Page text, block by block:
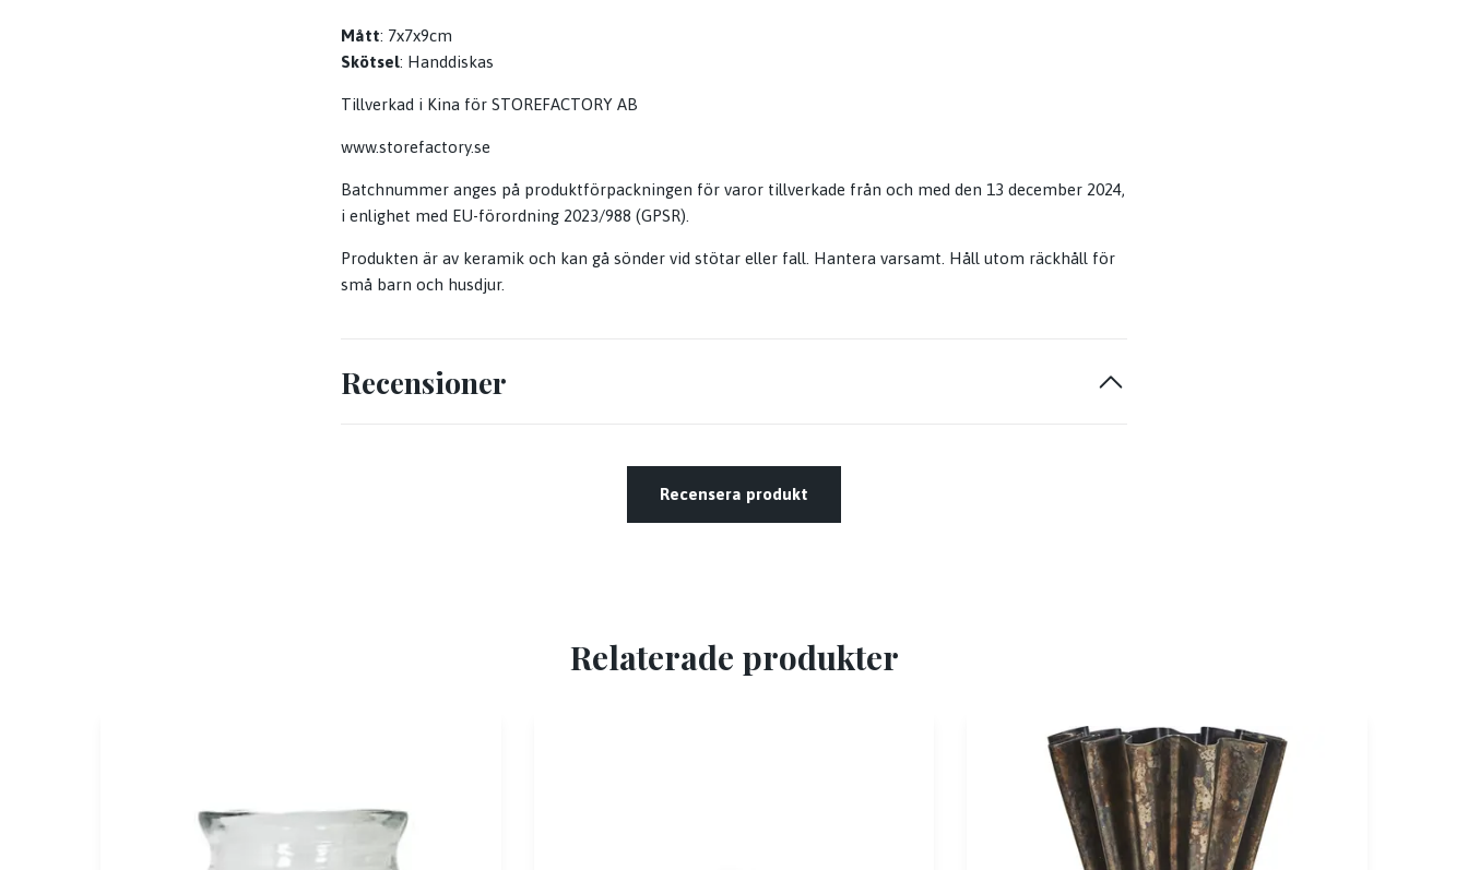
Mått: 7x7x9cm
Skötsel: Handdiskas
Tillverkad i Kina för STOREFACTORY AB
www.storefactory.se
Batchnummer anges på produktförpackningen för varor tillverkade från och med den 13 december 2024,
i enlighet med EU-förordning 2023/988 (GPSR).
Produkten är av keramik och kan gå sönder vid stötar eller fall. Hantera varsamt. Håll utom räckhåll för
små barn och husdjur.
Recensioner
Recensera produkt
Relaterade produkter